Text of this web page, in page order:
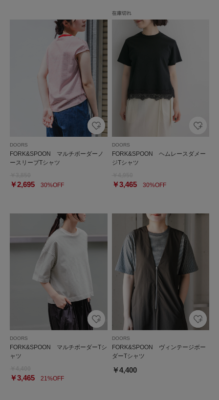
DOORS
FORK&SPOON マルチボーダーノ
ースリーブTシャツ
￥2,695 30%OFF
DOORS
FORK&SPOON ヘムレースダメー
ジTシャツ
￥3,46530%OFF
DOORS
FORK&SPOON マルチボーダーTシ
ャツ
￥3,465 21%OFF
DOORS
FORK&SPOON ヴィンテージボー
ダーTシャツ
￥4,400